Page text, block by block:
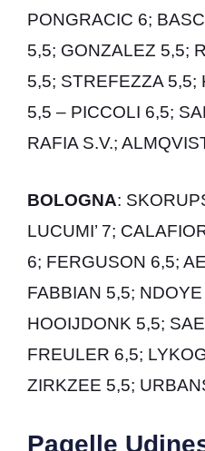
PONGRACIC 6;
5,5; GONZALEZ 5,5;
5,5; STREFEZZA 5,5;
5,5 – PICCOLI 6,5;
RAFIA S.V.;
BOLOGNA:
LUCUMI’ 7;
6; FERGUSON 6,5;
FABBIAN 5,5;
HOOIJDONK 5,5;
FREULER 6,5;
ZIRKZEE 5,5;
Pagelle